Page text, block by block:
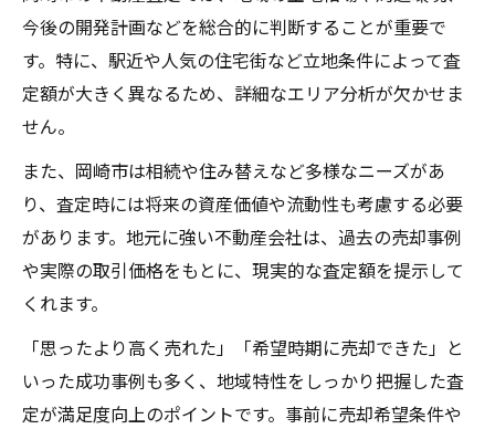
今後の開発計画などを総合的に判断することが重要で
す。特に、駅近や人気の住宅街など立地条件によって査
定額が大きく異なるため、詳細なエリア分析が欠かせま
せん。
また、岡崎市は相続や住み替えなど多様なニーズがあ
り、査定時には将来の資産価値や流動性も考慮する必要
があります。地元に強い不動産会社は、過去の売却事例
や実際の取引価格をもとに、現実的な査定額を提示して
くれます。
「思ったより高く売れた」「希望時期に売却できた」と
いった成功事例も多く、地域特性をしっかり把握した査
定が満足度向上のポイントです。事前に売却希望条件や